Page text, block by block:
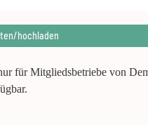
hochladen
für Mitgliedsbetriebe von